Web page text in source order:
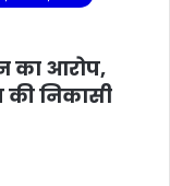
का आरोप,
की निकासी